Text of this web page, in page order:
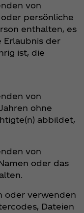
von
persönliche
enthalten, es
Erlaubnis der
ist, die
von
ohne
abbildet,
von
oder das
verwenden
Dateien